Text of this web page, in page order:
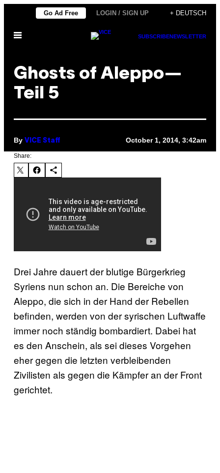
content
Go Ad Free LOGIN / SIGN UP + DEUTSCH
Open
SUBSCRIBENEWSLETTER
Ghosts of Aleppo—
Teil 5
By VICE Staff October 1, 2014, 3:42am
Share:
Drei Jahre dauert der blutige Bürgerkrieg
Syriens nun schon an. Die Bereiche von
Aleppo, die sich in der Hand der Rebellen
befinden, werden von der syrischen Luftwaffe
immer noch ständig bombardiert. Dabei hat
es den Anschein, als sei dieses Vorgehen
eher gegen die letzten verbleibenden
Zivilisten als gegen die Kämpfer an der Front
gerichtet.